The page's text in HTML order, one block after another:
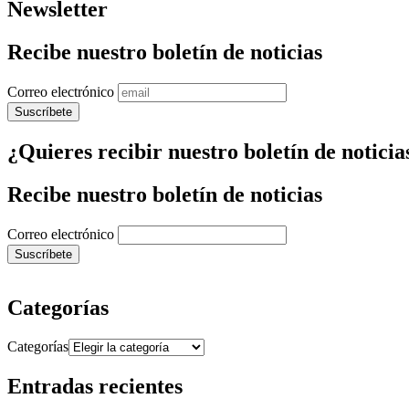
Newsletter
Recibe nuestro boletín de noticias
Correo electrónico
¿Quieres recibir nuestro boletín de
Recibe nuestro boletín de noticias
Correo electrónico
Categorías
Categorías
Entradas recientes